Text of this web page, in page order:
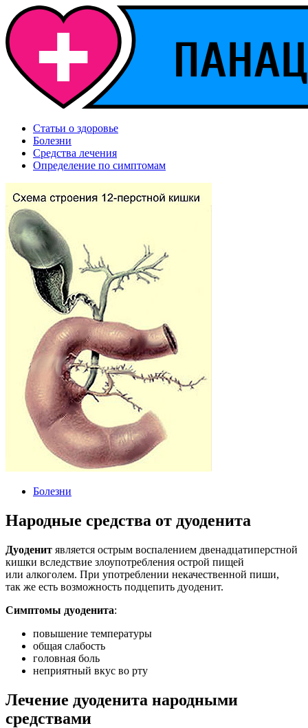
Статьи о здоровье
Болезни
Средства лечения
Определение по симптомам
Болезни
Народные средства от дуоденита
Дуоденит является острым воспалением двенадцатиперстной
кишки вследствие злоупотребления острой пищей
или алкоголем. При употреблении некачественной пиши,
так же есть возможность подцепить дуоденит.
Симптомы дуоденита:
повышение температуры
общая слабость
головная боль
неприятный вкус во рту
Лечение дуоденита народными
средствами